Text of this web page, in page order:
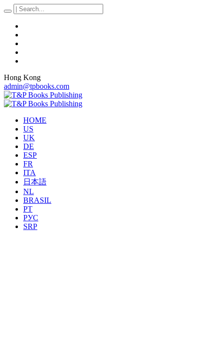
Hong Kong
admin@tpbooks.com
HOME
US
UK
DE
ESP
FR
ITA
日本語
NL
BRASIL
PT
РУС
SRP